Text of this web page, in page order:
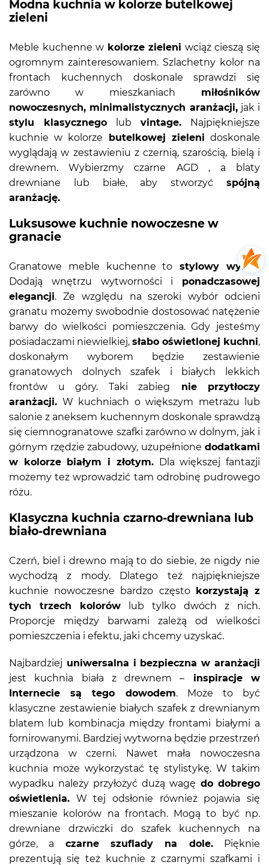
Modna kuchnia w kolorze butelkowej
zieleni
Meble kuchenne w kolorze zieleni wciąż cieszą się
ogromnym zainteresowaniem. Szlachetny kolor na
frontach kuchennych doskonale sprawdzi się
zarówno w mieszkaniach miłośników
nowoczesnych, minimalistycznych aranżacji,jak i
stylu klasycznego lub vintage. Najpiękniejsze
kuchnie w kolorze butelkowej zieleni doskonale
wyglądają w zestawieniu z czernią, szarością, bielą i
drewnem. Wybierzmy czarne AGD , a blaty
drewniane lub białe, aby stworzyć spójną
aranżację.
Luksusowe kuchnie nowoczesne w
granacie
Granatowe meble kuchenne to stylowy wybór.
Dodają wnętrzu wytworności i ponadczasowej
elegancji. Ze względu na szeroki wybór odcieni
granatu możemy swobodnie dostosować natężenie
barwy do wielkości pomieszczenia. Gdy jesteśmy
posiadaczami niewielkiej, słabo oświetlonej kuchni,
doskonałym wyborem będzie zestawienie
granatowych dolnych szafek i białych lekkich
frontów u góry. Taki zabieg nie przytłoczy
aranżacji. W kuchniach o większym metrażu lub
salonie z aneksem kuchennym doskonale sprawdzą
się ciemnogranatowe szafki zarówno w dolnym, jak i
górnym rzędzie zabudowy, uzupełnione dodatkami
w kolorze białym i złotym.Dla większej fantazji
możemy też wprowadzić tam odrobinę pudrowego
różu.
Klasyczna kuchnia czarno-drewniana lub
biało-drewniana
Czerń, biel i drewno mają to do siebie, że nigdy nie
wychodzą z mody. Dlatego też najpiękniejsze
kuchnie nowoczesne bardzo często korzystają z
tych trzech kolorów lub tylko dwóch z nich.
Proporcje między barwami zależą od wielkości
pomieszczenia i efektu, jaki chcemy uzyskać.
Najbardziej uniwersalna i bezpieczna w aranżacji
jest kuchnia biała z drewnem – inspiracje w
Internecie są tego dowodem. Może to być
klasyczne zestawienie białych szafek z drewnianym
blatem lub kombinacja między frontami białymi a
fornirowanymi. Bardziej wytworna będzie przestrzeń
urządzona w czerni. Nawet mała nowoczesna
kuchnia może wykorzystać tę stylistykę. W takim
wypadku należy przyłożyć dużą wagę do dobrego
oświetlenia. W tej odsłonie również pojawia się
mieszanie kolorów na frontach. Mogą to być np.
drewniane drzwiczki do szafek kuchennych na
górze, a czarne szuflady na dole.Pięknie
prezentują się też kuchnie z czarnymi szafkami i